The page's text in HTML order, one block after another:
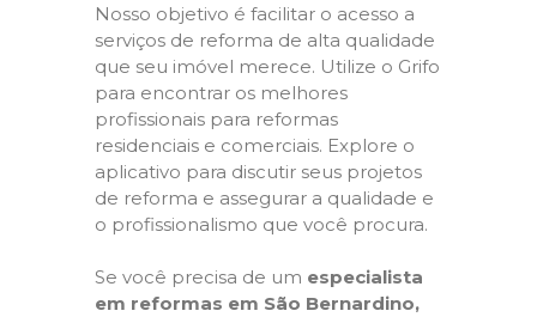
Nosso objetivo é facilitar o acesso a
serviços de reforma de alta qualidade
que seu imóvel merece. Utilize o Grifo
para encontrar os melhores
profissionais para reformas
residenciais e comerciais. Explore o
aplicativo para discutir seus projetos
de reforma e assegurar a qualidade e
o profissionalismo que você procura.
Se você precisa de um especialista
em reformas em São Bernardino,